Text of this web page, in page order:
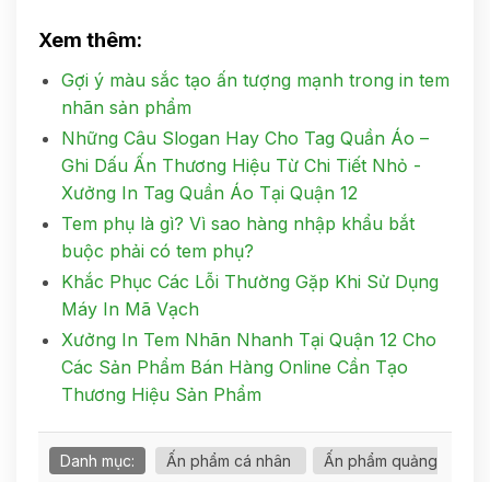
Xem thêm:
Gợi ý màu sắc tạo ấn tượng mạnh trong in tem
nhãn sản phẩm
Những Câu Slogan Hay Cho Tag Quần Áo –
Ghi Dấu Ấn Thương Hiệu Từ Chi Tiết Nhỏ -
Xưởng In Tag Quần Áo Tại Quận 12
Tem phụ là gì? Vì sao hàng nhập khẩu bắt
buộc phải có tem phụ?
Khắc Phục Các Lỗi Thường Gặp Khi Sử Dụng
Máy In Mã Vạch
Xưởng In Tem Nhãn Nhanh Tại Quận 12 Cho
Các Sản Phẩm Bán Hàng Online Cần Tạo
Thương Hiệu Sản Phẩm
Danh mục: Ấn phẩm cá nhân
Ấn phẩm quảng